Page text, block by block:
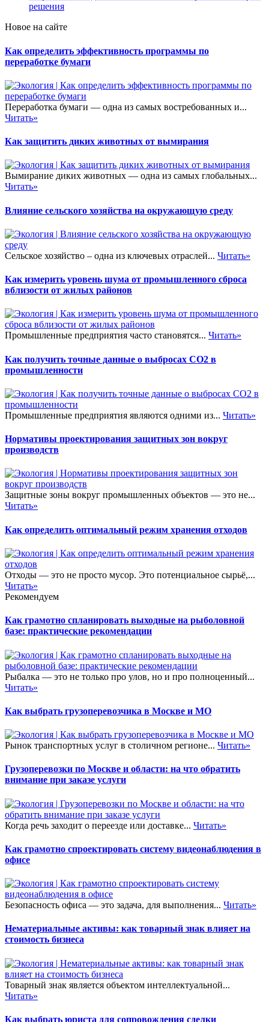
решения
Новое на сайте
Как определить эффективность программы по
переработке бумаги
Переработка бумаги — одна из самых востребованных и...
Читать»
Как защитить диких животных от вымирания
Вымирание диких животных — одна из самых глобальных...
Читать»
Влияние сельского хозяйства на окружающую среду
Сельское хозяйство – одна из ключевых отраслей... Читать»
Как измерить уровень шума от промышленного сброса
вблизости от жилых районов
Промышленные предприятия часто становятся... Читать»
Как получить точные данные о выбросах CO2 в
промышленности
Промышленные предприятия являются одними из... Читать»
Нормативы проектирования защитных зон вокруг
производств
Защитные зоны вокруг промышленных объектов — это не...
Читать»
Как определить оптимальный режим хранения отходов
Отходы — это не просто мусор. Это потенциальное сырьё,...
Читать»
Рекомендуем
Как грамотно спланировать выходные на рыболовной
базе: практические рекомендации
Рыбалка — это не только про улов, но и про полноценный...
Читать»
Как выбрать грузоперевозчика в Москве и МО
Рынок транспортных услуг в столичном регионе... Читать»
Грузоперевозки по Москве и области: на что обратить
внимание при заказе услуги
Когда речь заходит о переезде или доставке... Читать»
Как грамотно спроектировать систему видеонаблюдения в
офисе
Безопасность офиса — это задача, для выполнения... Читать»
Нематериальные активы: как товарный знак влияет на
стоимость бизнеса
Товарный знак является объектом интеллектуальной...
Читать»
Как выбрать юриста для сопровождения сделки